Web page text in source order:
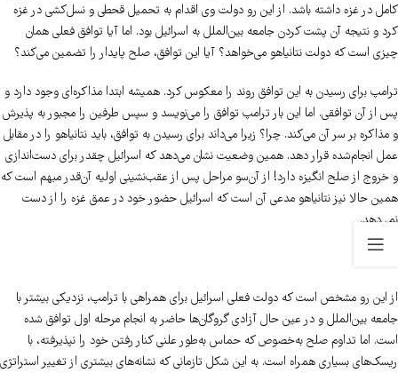
کامل در غزه داشته باشد. از این رو دولت وی اقدام به تحمیل قحطی و نسل‌کشی در غزه
کرد و نتیجه آن پشت کردن جامعه بین‌الملل به اسرائیل بود. اما آیا توافق فعلی همان
چیزی است که دولت نتانیاهو می‌خواهد؟ آیا این توافق، صلح پایدار را تضمین می‌کند؟
ترامپ برای رسیدن به این توافق روند را معکوس کرد. همیشه ابتدا مذاکره‌ای وجود دارد و
پس از آن توافقی. اما این بار ترامپ توافق را می‌نویسد و سپس طرفین را مجبور به پذیرش
و مذاکره بر سر آن می‌کند. چرا؟ زیرا می‌داند برای رسیدن به توافق، باید نتانیاهو را در مقابل
عمل انجام‌شده قرار دهد. همین وضعیت نشان می‌دهد که اسرائیل چقدر برای دست‌اندازی
و خروج از صلح انگیزه دارد! از آن‌سو مراحل پس از عقب‌نشینی اولیه آن‌قدر مبهم است که
همین حالا نیز نتانیاهو مدعی آن است که اسرائیل حضور خود در عمق غزه را از دست
نمی‌دهد.
از این رو مشخص است که دولت فعلی اسرائیل برای همراهی با ترامپ، نزدیکی بیشتر با
جامعه بین‌الملل و در عین حال آزادی گروگان‌ها حاضر به انجام مرحله اول توافق شده
است. اما تداوم صلح به‌خصوص که حماس به‌طور علنی کنار رفتن خود را نپذیرفته، با
ریسک‌های بسیاری همراه است. به این شکل تازمانی که نشانه‌های بیشتری از تغییر استراتژی